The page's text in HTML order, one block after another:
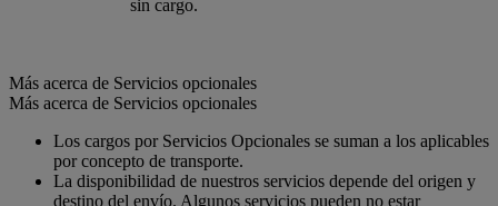
sin cargo.
Más acerca de Servicios opcionales
Más acerca de Servicios opcionales
Los cargos por Servicios Opcionales se suman a los aplicables
por concepto de transporte.
La disponibilidad de nuestros servicios depende del origen y
destino del envío. Algunos servicios pueden no estar